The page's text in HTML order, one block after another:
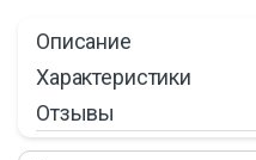
Описание
Характеристики
Отзывы